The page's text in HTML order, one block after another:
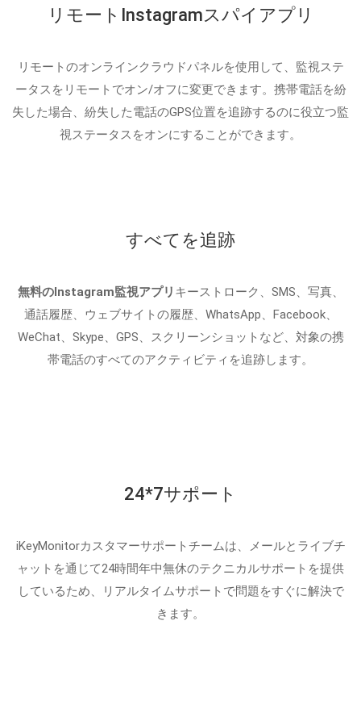
リモートInstagramスパイアプリ
リモートのオンラインクラウドパネルを使用して、監視ステ
ータスをリモートでオン/オフに変更できます。携帯電話を紛
失した場合、紛失した電話のGPS位置を追跡するのに役立つ監
視ステータスをオンにすることができます。
すべてを追跡
無料のInstagram監視アプリ キーストローク、SMS、写真、
通話履歴、ウェブサイトの履歴、WhatsApp、Facebook、
WeChat、Skype、GPS、スクリーンショットなど、対象の携
帯電話のすべてのアクティビティを追跡します。
24*7サポート
iKeyMonitorカスタマーサポートチームは、メールとライブチ
ャットを通じて24時間年中無休のテクニカルサポートを提供
しているため、リアルタイムサポートで問題をすぐに解決で
きます。